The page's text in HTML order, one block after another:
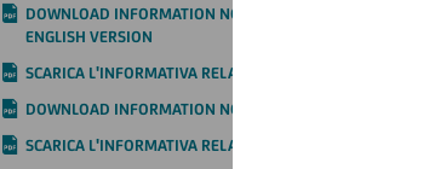
DOWNLOAD INFORMATION NOTICE ON ONLINE AND
ENGLISH VERSION
SCARICA L'INFORMATIVA RELATIVA AL SITO WEB -
DOWNLOAD INFORMATION NOTICE ON THE WEBSITE -
SCARICA L'INFORMATIVA RELATIVA AL SITO WEB "IL MIO